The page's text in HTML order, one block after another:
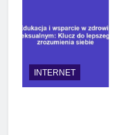
INTERNET